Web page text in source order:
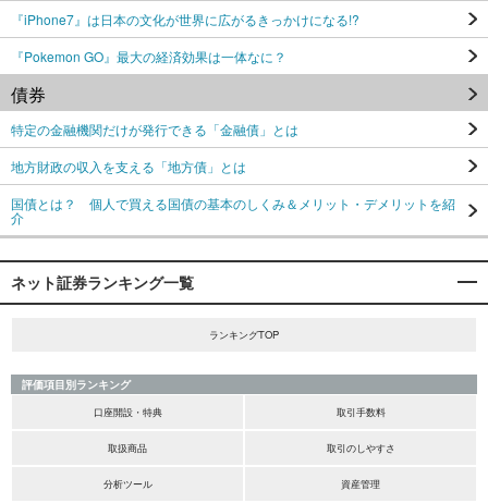
『iPhone7』は日本の文化が世界に広がるきっかけになる!?
『Pokemon GO』最大の経済効果は一体なに？
債券
特定の金融機関だけが発行できる「金融債」とは
地方財政の収入を支える「地方債」とは
国債とは？ 個人で買える国債の基本のしくみ＆メリット・デメリットを紹
介
ネット証券ランキング一覧
ランキングTOP
評価項目別ランキング
口座開設・特典
取引手数料
取扱商品 取引のしやすさ
分析ツール 資産管理